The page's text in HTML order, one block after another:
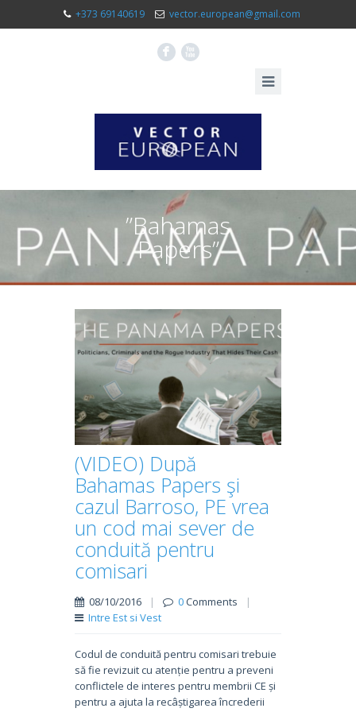
+373 69140619 vector.european@gmail.com
F X
”Bahamas
Papers”
(VIDEO) După
Bahamas Papers şi
cazul Barroso, PE vrea
un cod mai sever de
conduită pentru
comisari
08/10/2016 | 0Comments
|
Intre Est si Vest
Codul de conduită pentru comisari trebuie
să fie revizuit cu atenție pentru a preveni
conflictele de interes pentru membrii CE și
pentru a ajuta la recâștigarea încrederii